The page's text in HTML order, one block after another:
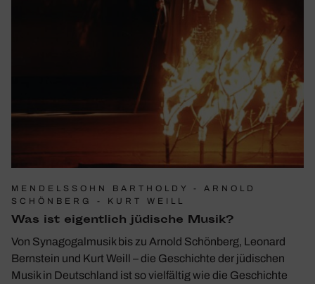
MENDELSSOHN BARTHOLDY - ARNOLD
SCHÖNBERG - KURT WEILL
Was ist eigent­lich jüdi­sche Musik?
Von Synagogalmusik bis zu Arnold Schönberg, Leonard
Bernstein und Kurt Weill – die Geschichte der jüdischen
Musik in Deutschland ist so vielfältig wie die Geschichte